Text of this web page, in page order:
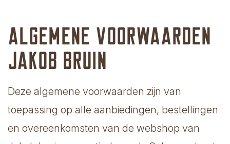
Algemene voorwaarden
Jakob bruin
Deze algemene voorwaarden zijn van
toepassing op alle aanbiedingen, bestellingen
en overeenkomsten van de webshop van